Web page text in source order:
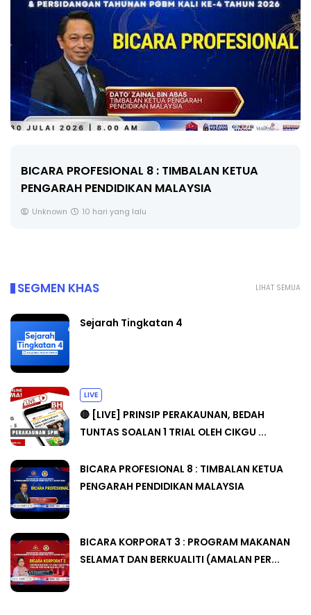
BICARA PROFESIONAL 8 : TIMBALAN KETUA
PENGARAH PENDIDIKAN MALAYSIA
Unknown 10 hari yang lalu
LIHAT SEMUA
SEGMEN KHAS
Sejarah Tingkatan 4
LIVE
🔴 [LIVE] PRINSIP PERAKAUNAN, BEDAH
TUNTAS SOALAN 1 TRIAL OLEH CIKGU ...
BICARA PROFESIONAL 8 : TIMBALAN KETUA
PENGARAH PENDIDIKAN MALAYSIA
BICARA KORPORAT 3 : PROGRAM MAKANAN
SELAMAT DAN BERKUALITI (AMALAN PER...